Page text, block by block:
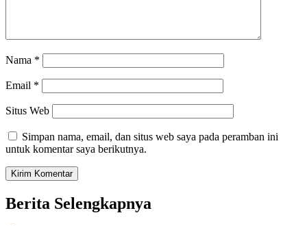
Nama *
Email *
Situs Web
Simpan nama, email, dan situs web saya pada peramban ini
untuk komentar saya berikutnya.
Berita Selengkapnya